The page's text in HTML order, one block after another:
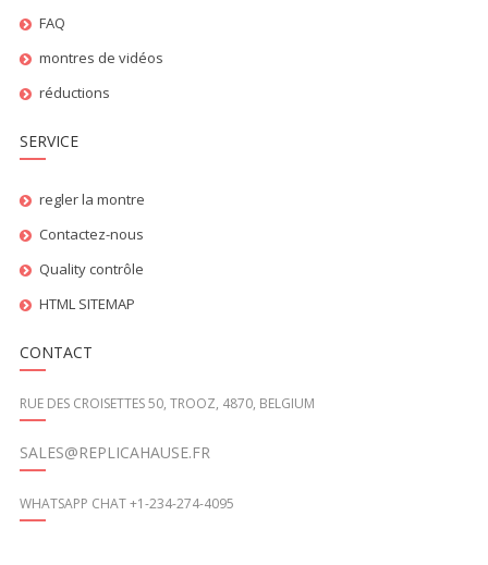
FAQ
montres de vidéos
réductions
SERVICE
regler la montre
Contactez-nous
Quality contrôle
HTML SITEMAP
CONTACT
RUE DES CROISETTES 50, TROOZ, 4870, BELGIUM
SALES@REPLICAHAUSE.FR
WHATSAPP CHAT +1-234-274-4095